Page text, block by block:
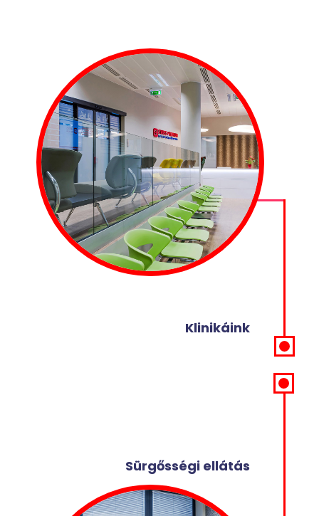
Klinikáink
Sürgősségi ellátás